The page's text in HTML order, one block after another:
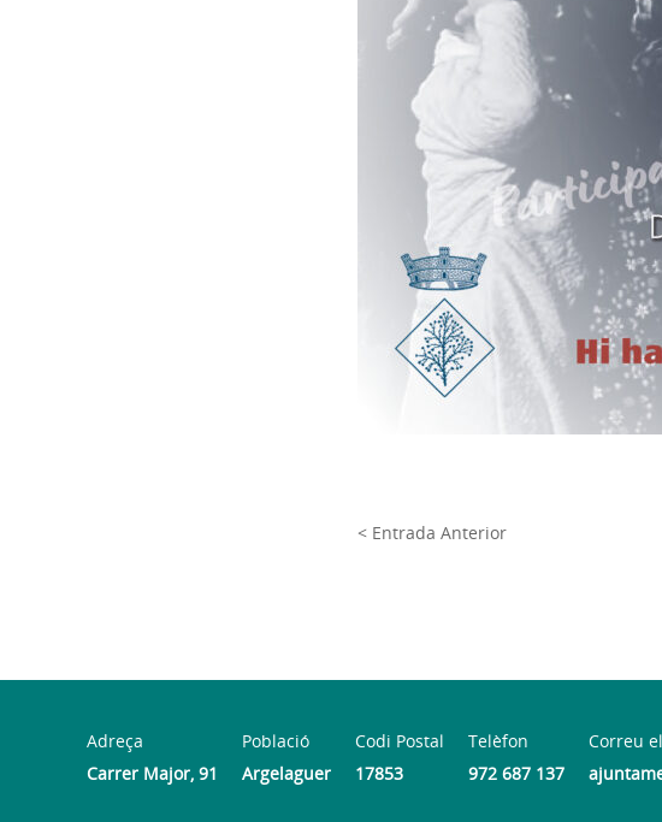
< Entrada Anterior
Adreça
Carrer Major, 91
Població
Argelaguer
Codi Postal
17853
Telèfon
972 687 137
Correu